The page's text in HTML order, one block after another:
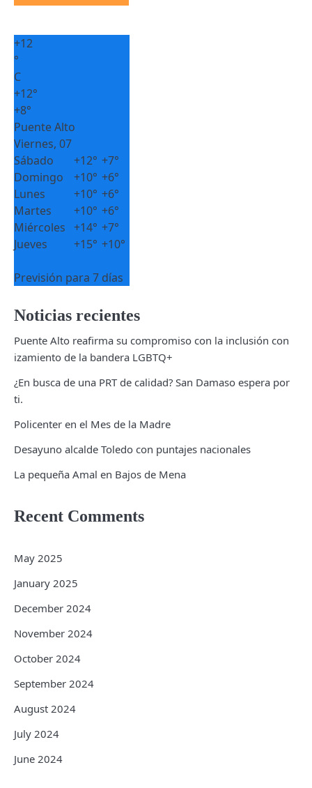
+12
°
C
+12°
+8°
Puente Alto
Viernes, 07
Sábado
+12° +7°
Domingo
+10° +6°
Lunes
+10° +6°
Martes
+10° +6°
Miércoles +14° +7°
Jueves
+15° +10°
Previsión para 7 días
Noticias recientes
Puente Alto reafirma su compromiso con la inclusión con
izamiento de la bandera LGBTQ+
¿En busca de una PRT de calidad? San Damaso espera por
ti.
Policenter en el Mes de la Madre
Desayuno alcalde Toledo con puntajes nacionales
La pequeña Amal en Bajos de Mena
Recent Comments
May 2025
January 2025
December 2024
November 2024
October 2024
September 2024
August 2024
July 2024
June 2024